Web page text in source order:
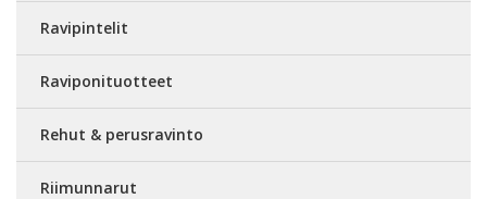
Ravipintelit
Raviponituotteet
Rehut & perusravinto
Riimunnarut